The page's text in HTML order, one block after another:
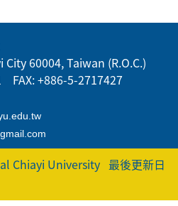
60004, Taiwan (R.O.C.)
FAX: +886-5-2717427
Chiayi University 最後更新日